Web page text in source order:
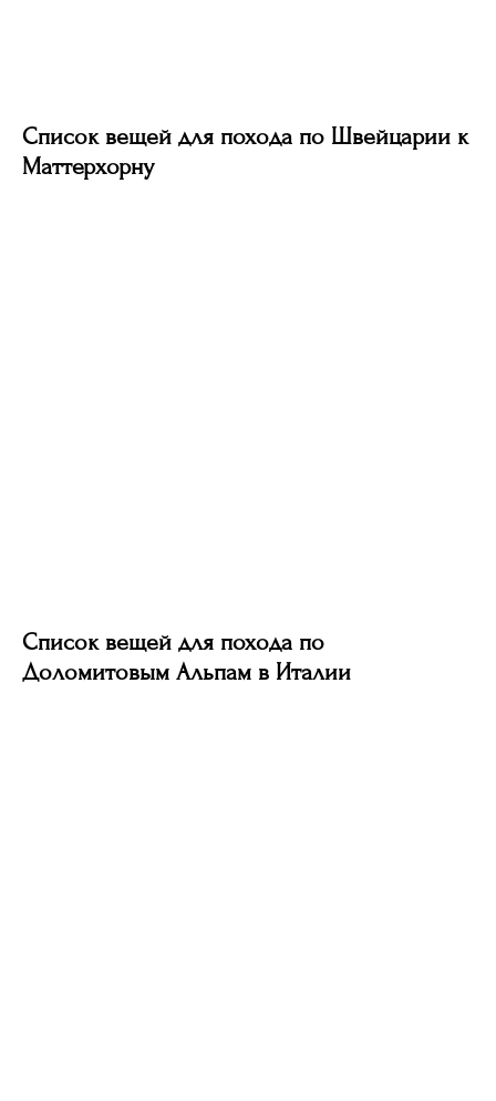
Список вещей для похода по Швейцарии к
Маттерхорну
Список вещей для похода по
Доломитовым Альпам в Италии
N.33